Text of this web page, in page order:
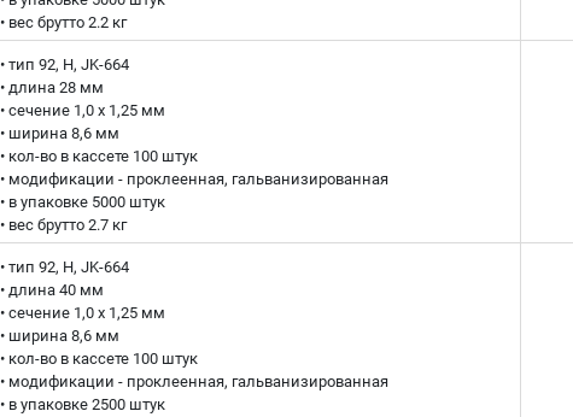
• вес брутто 2.2 кг
• тип 92, H, JK-664
• длина 28 мм
• сечение 1,0 x 1,25 мм
• ширина 8,6 мм
• кол-во в кассете 100 штук
• модификации - проклеенная, гальванизированная
• в упаковке 5000 штук
• вес брутто 2.7 кг
• тип 92, H, JK-664
• длина 40 мм
• сечение 1,0 x 1,25 мм
• ширина 8,6 мм
• кол-во в кассете 100 штук
• модификации - проклеенная, гальванизированная
• в упаковке 2500 штук